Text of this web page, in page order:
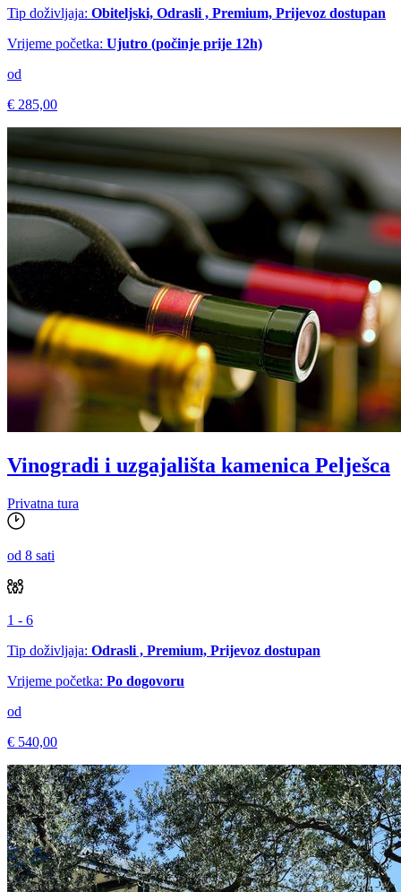
Tip doživljaja: Obiteljski, Odrasli , Premium, Prijevoz dostupan
Vrijeme početka: Ujutro (počinje prije 12h)
od
€ 285,00
Vinogradi i uzgajališta kamenica Pelješca
Privatna tura
od 8 sati
1 - 6
Tip doživljaja: Odrasli , Premium, Prijevoz dostupan
Vrijeme početka: Po dogovoru
od
€ 540,00